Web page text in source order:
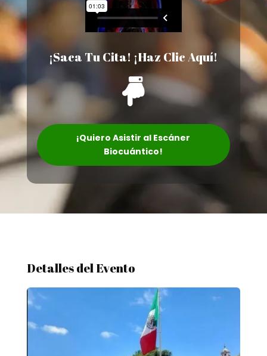
¡Saca Tu Cita! ¡Haz Clic Aquí!

¡Quiero Asistir al Escáner
Biocuántico!
Detalles del Evento